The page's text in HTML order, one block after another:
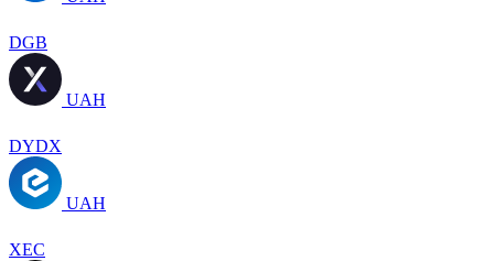
DGB
UAH
DYDX
UAH
XEC